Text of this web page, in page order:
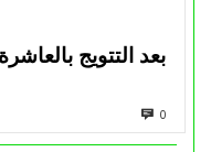
بعد التتويج
0